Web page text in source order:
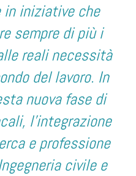
iniziative che
sempre di più i
reali necessità
del lavoro. In
nuova fase di
l’integrazione
e professione
civile e